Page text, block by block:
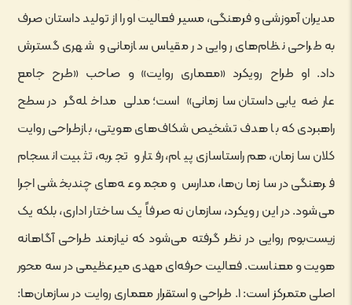
مدیران آموزشی و فرهنگی، مسیر فعالیت او را از تولید داستان صرف
به طراحی نظام‌های روایی در مقیاس سازمانی و شهری گسترش
داد. او طراح رویکرد «معماری روایت» و صاحب «طرح جامع
عارضه‌یابی داستان سازمانی» است؛ مدلی مداخله‌گر در سطح
راهبردی که با هدف تشخیص شکاف‌های هویتی، بازطراحی روایت
کلان سازمان، هم‌راستاسازی پیام، رفتار و تجربه، تثبیت انسجام
فرهنگی در سازمان‌ها، مدارس و مجموعه‌های چندبخشی اجرا
می‌شود. در این رویکرد، سازمان نه صرفاً یک ساختار اداری، بلکه یک
زیست‌بوم روایی در نظر گرفته می‌شود که نیازمند طراحی آگاهانه
هویت و معناست. فعالیت حرفه‌ای مهدی میرعظیمی در سه محور
اصلی متمرکز است: ۱. طراحی و استقرار معماری روایت در سازمان‌ها: